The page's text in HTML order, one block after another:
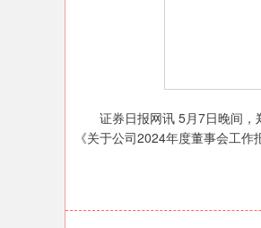
证券日报网讯 5月7日晚间，
《关于公司2024年度董事会工